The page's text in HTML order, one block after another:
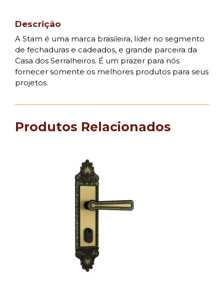
Descrição
A Stam é uma marca brasileira, líder no segmento
de fechaduras e cadeados, e grande parceira da
Casa dos Serralheiros. É um prazer para nós
fornecer somente os melhores produtos para seus
projetos.
Produtos Relacionados